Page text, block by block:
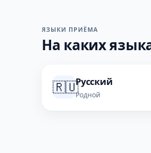
ЯЗЫКИ ПРИЁМА
На каких
🇷🇺Русский
Родной